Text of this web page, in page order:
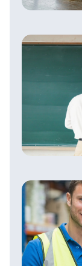
Se
BTS,
choisir ?
Soutien
le